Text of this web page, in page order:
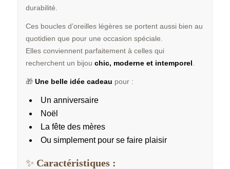
durabilité.
Ces boucles d’oreilles légères se portent aussi bien au
quotidien que pour une occasion spéciale.
Elles conviennent parfaitement à celles qui
recherchent un bijou chic, moderne et intemporel
🎁 Une belle idée cadeau pour :
Un anniversaire
Noël
La fête des mères
Ou simplement pour se faire plaisir
✨ Caractéristiques :